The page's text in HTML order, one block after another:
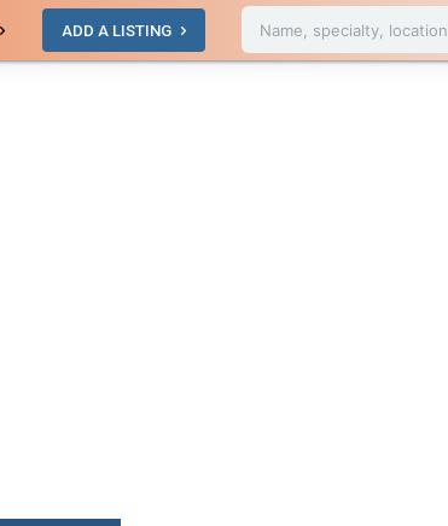
ADD A LISTING Name, specialty, location